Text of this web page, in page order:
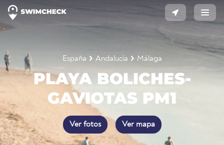
España Andalucía Málaga
PLAYA BOLICHES-
GAVIOTAS PM1
Ver fotos Ver mapa